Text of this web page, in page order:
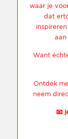
waar je
dat
aan
Want
Ontdek
neem
📧